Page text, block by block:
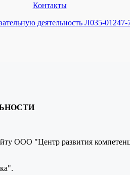
Контакты
деятельность Л035-01247-
ООО "Центр развития